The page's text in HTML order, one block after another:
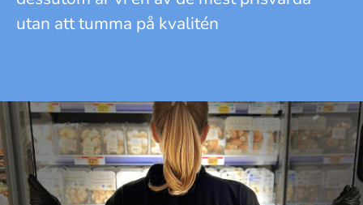
utan att tumma på kvalitén